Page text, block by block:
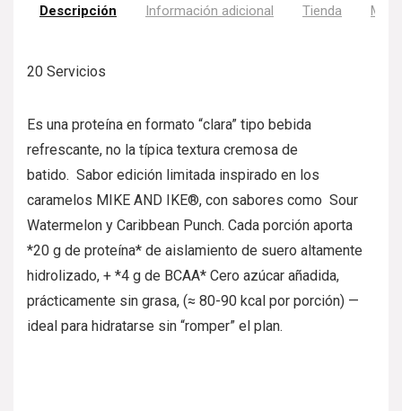
Descripción Información adicional Tienda Más
20 Servicios
Es una proteína en formato “clara” tipo bebida
refrescante, no la típica textura cremosa de
batido. Sabor edición limitada inspirado en los
caramelos MIKE AND IKE®, con sabores como Sour
Watermelon y Caribbean Punch. Cada porción aporta
*20 g de proteína* de aislamiento de suero altamente
hidrolizado, + *4 g de BCAA* Cero azúcar añadida,
prácticamente sin grasa, (≈ 80-90 kcal por porción) —
ideal para hidratarse sin “romper” el plan.